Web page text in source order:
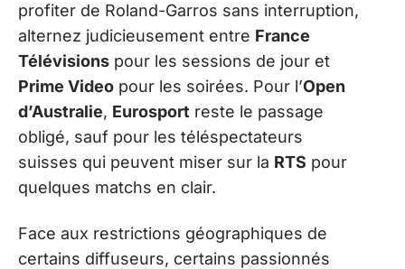
profiter de Roland-Garros sans interruption,
alternez judicieusement entre France
Télévisions pour les sessions de jour et
Prime Video pour les soirées. Pour l’Open
d’Australie, Eurosport reste le passage
obligé, sauf pour les téléspectateurs
suisses qui peuvent miser sur la RTS pour
quelques matchs en clair.
Face aux restrictions géographiques de
certains diffuseurs, certains passionnés